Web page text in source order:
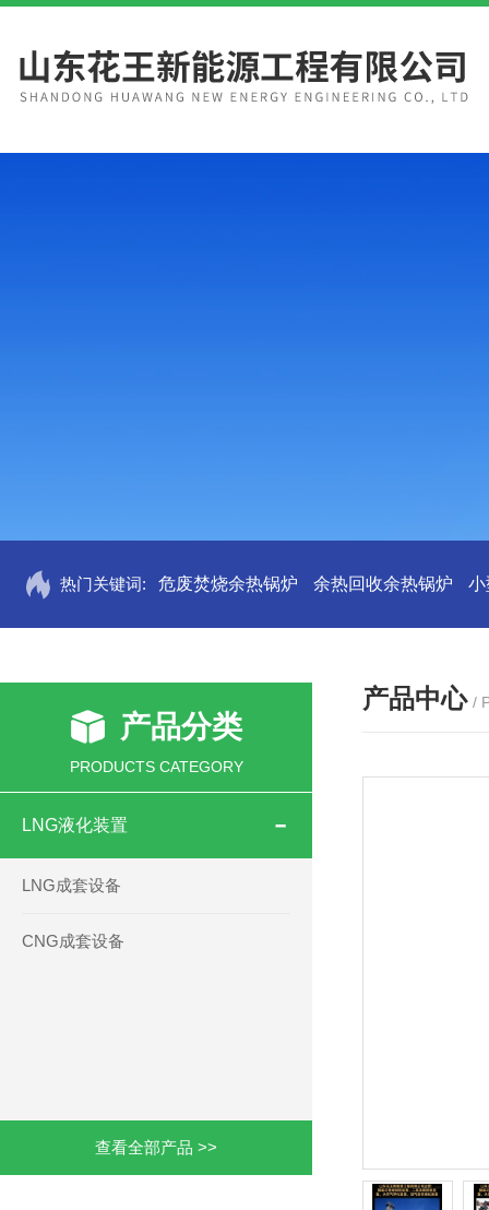
热门关键词: 危废焚烧余热锅炉 余热回收余热锅炉 小
产品分类
PRODUCTS CATEGORY
LNG液化装置
LNG成套设备
CNG成套设备
查看全部产品 >>
产品中心 /